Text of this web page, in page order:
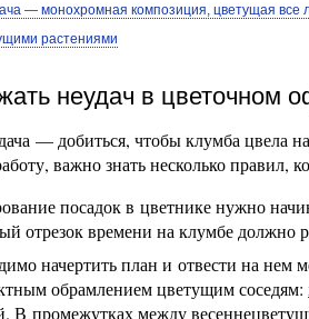
— монохромная композиция, цветущая все
растениями
неудач в цветочном
— добиться, чтобы клумба цвела
важно знать несколько правил,
посадок в цветнике нужно
отрезок времени на клумбе должно
начертить план и отвести на нем
обрамлением цветущим соседям:
В промежутках между